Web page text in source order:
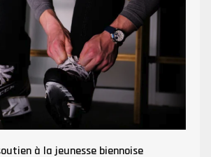
à la jeunesse biennoise